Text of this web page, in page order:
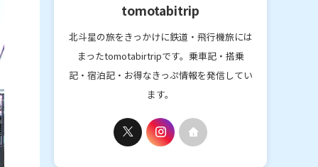
tomotabitrip
北斗星の旅をきっかけに鉄道・飛行機旅には
まったtomotabirtripです。乗車記・搭乗
記・宿泊記・お得なきっぷ情報を発信してい
ます。